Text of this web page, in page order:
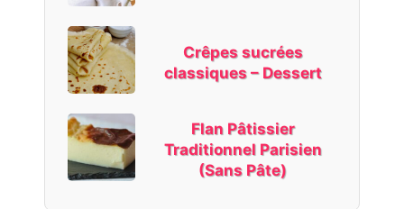
Crêpes sucrées
classiques – Dessert
Flan Pâtissier
Traditionnel Parisien
(Sans Pâte)